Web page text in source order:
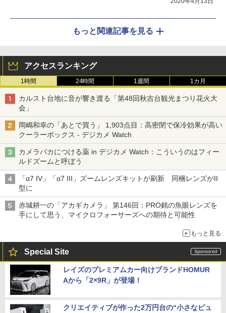
もっと関連記事を見る
アクセスランキング
1時間 24時間 1週間 1カ月
カルスト台地に音が響き渡る「第48回秋吉台観光まつり花火大
会」
岡嶋和幸の「あとで買う」 1,903点目：高密閉で保冷効果が高い
クーラーボックス - デジカメ Watch
カメラバカにつける薬 in デジカメ Watch：こういうのはフィー
ルドズームと呼ぼう
「α7 IV」「α7 III」ズームレンズキットが刷新 同梱レンズがII
型に
赤城耕一の「アカギカメラ」 第146回：PRO銘の魚眼レンズを
手にして思う、マイクロフォーサーズへの期待と可能性
もっと見る
Special Site
レイズのプレミアムカー向けブランドHOMUR
Aから「2×9R」が登場！
クリエイティブが作った2万円台の“小さなピュ